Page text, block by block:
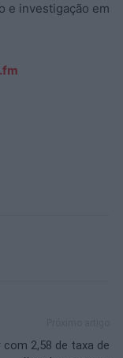
e investigação em
2,58 de taxa de